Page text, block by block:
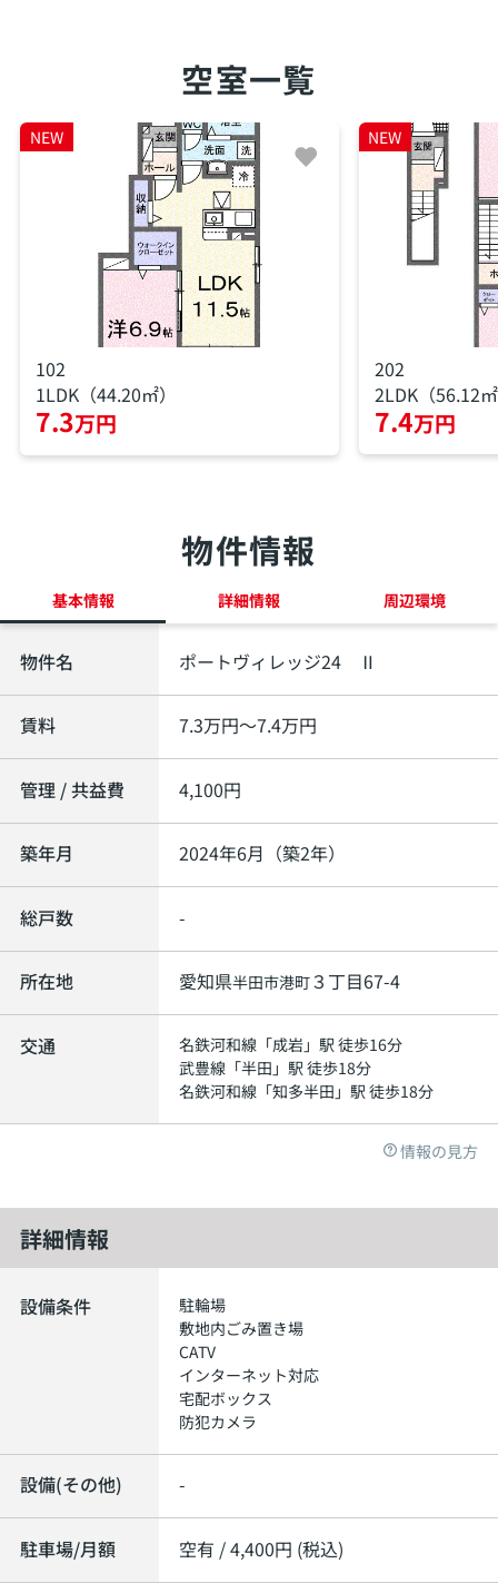
空室一覧
NEW
102
1LDK（44.20㎡）
7.3万円
NEW
202
2LDK（56.12
7.4万円
物件情報
基本情報 詳細情報 周辺環境
物件名 ポートヴィレッジ24 Ⅱ
賃料 7.3万円～7.4万円
管理 / 共益費 4,100円
築年月 2024年6月（築2年）
総戸数 -
所在地 愛知県半田市港町３丁目67-4
交通 名鉄河和線 「成岩」駅 徒歩16分
武豊線 「半田 」駅 徒歩18分
名鉄河和線 「知多半田 」駅 徒歩18分
情報の見方
詳細情報
設備条件
駐輪場
敷地内ごみ置き場
CATV
インターネット対応
宅配ボックス
防犯カメラ
設備(その他) -
駐車場/月額 空有 / 4,400円 (税込)